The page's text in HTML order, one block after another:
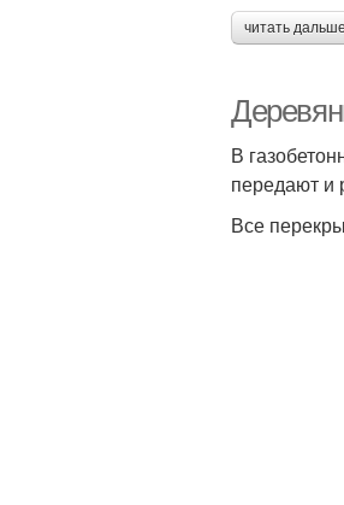
читать
В
передают и
Все